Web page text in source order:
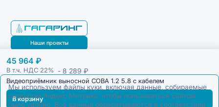
Мы используем файлы куки, включая данные, собираемые
сервисом Яндекс.Метрика, чтобы пользоваться сайтом
было удобно. Все данные обрабатываются в соответствии
45 964 ₽
В т.ч. НДС 22% - 8 289 ₽
Видеоприёмник выносной СОВА 1.2 5.8 с кабелем
В корзину
Наши проекты